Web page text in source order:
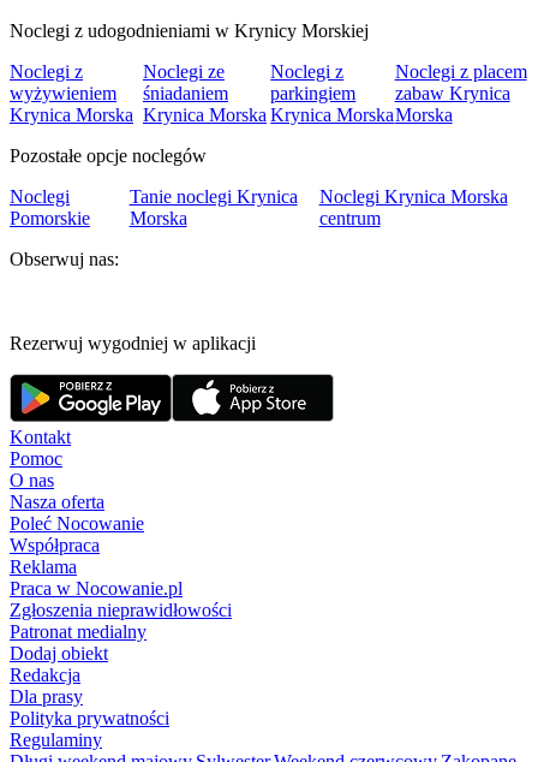
Noclegi z udogodnieniami w Krynicy Morskiej
Noclegi z
wyżywieniem
Krynica Morska
Noclegi ze
śniadaniem
Krynica Morska
Noclegi z
parkingiem
Krynica Morska
Noclegi z placem
zabaw Krynica
Morska
Pozostałe opcje noclegów
Noclegi
Pomorskie
Tanie noclegi Krynica
Morska
Noclegi Krynica Morska
centrum
Obserwuj nas:
Rezerwuj wygodniej w aplikacji
Kontakt
Pomoc
O nas
Nasza oferta
Poleć Nocowanie
Współpraca
Reklama
Praca w Nocowanie.pl
Zgłoszenia nieprawidłowości
Patronat medialny
Dodaj obiekt
Redakcja
Dla prasy
Polityka prywatności
Regulaminy